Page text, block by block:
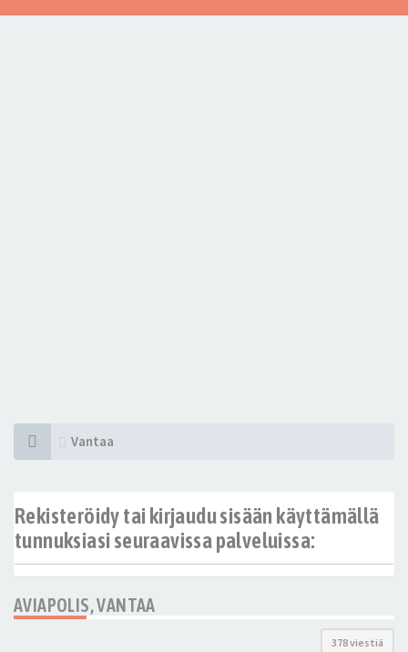
Vantaa
Rekisteröidy tai kirjaudu sisään käyttämällä
tunnuksiasi seuraavissa palveluissa:
AVIAPOLIS, VANTAA
378 viestiä